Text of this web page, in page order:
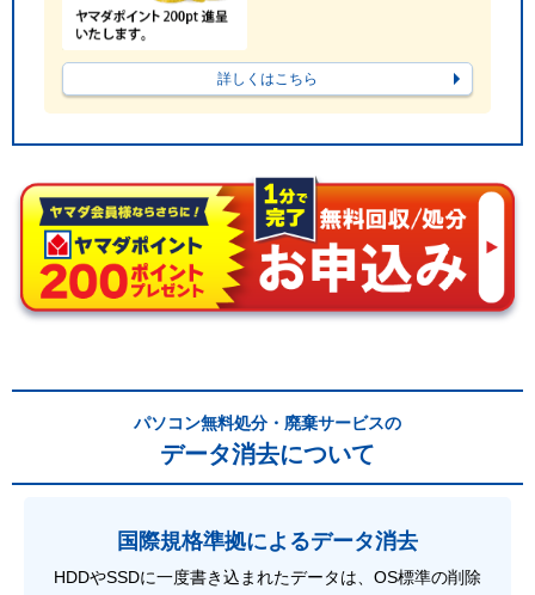
詳しくはこちら
パソコン無料処分・廃棄サービスの
データ消去について
国際規格準拠によるデータ消去
HDDやSSDに一度書き込まれたデータは、OS標準の削除